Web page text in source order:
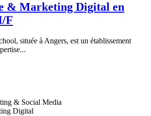
& Marketing Digital en
F
située à Angers, est un établissement
& Social Media
Digital